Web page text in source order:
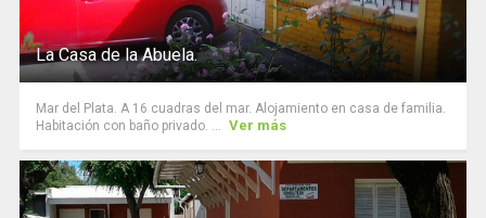
La Casa de la Abuela.
Mar del Plata. A 16 cuadras del mar. Alojamiento en casa de familia.
Habitación con baño privado. ... Ver más